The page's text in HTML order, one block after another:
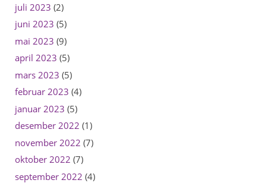
juli 2023 (2)
juni 2023 (5)
mai 2023 (9)
april 2023 (5)
mars 2023 (5)
februar 2023 (4)
januar 2023 (5)
desember 2022 (1)
november 2022 (7)
oktober 2022 (7)
september 2022 (4)